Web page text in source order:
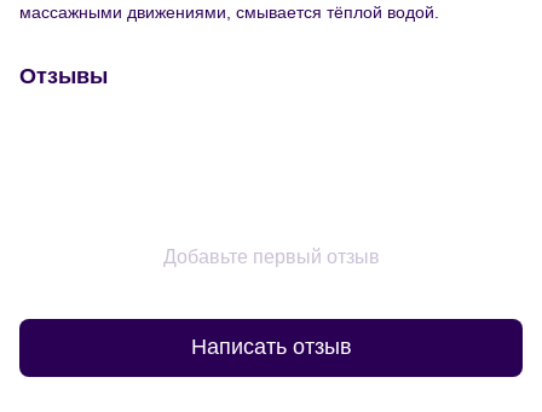
массажными движениями, смывается тёплой водой.
Отзывы
Добавьте первый отзыв
Написать отзыв